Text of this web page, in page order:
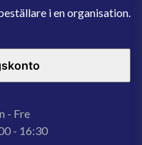
i en organisation.
- Fre
- 16:30